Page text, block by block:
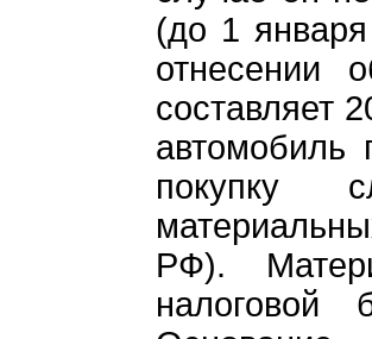
(до 1
отнесении
составляет
автомобиль
покупку
РФ).
налоговой